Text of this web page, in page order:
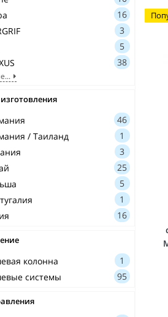
для ванной
для зубных щеток
для рук
для ванны
аксессуаров
16
3
5
38
46
/ Таиланд
1
3
25
5
1
16
колонна
1
системы
95